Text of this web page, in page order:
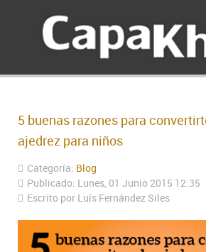
5 buenas razones para
ajedrez para niños
Categoría: Blog
Publicado: Lunes, 01 Junio 2015 12:35
Escrito por Luís Fernández Siles